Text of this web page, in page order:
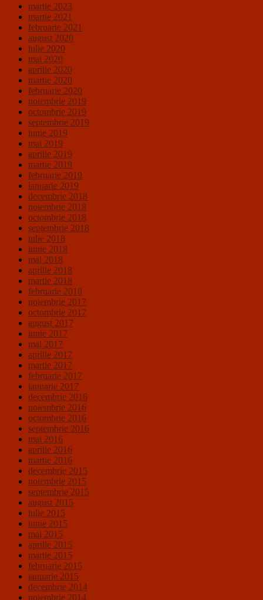
martie 2023
martie 2021
februarie 2021
august 2020
iulie 2020
mai 2020
aprilie 2020
martie 2020
februarie 2020
noiembrie 2019
octombrie 2019
septembrie 2019
iunie 2019
mai 2019
aprilie 2019
martie 2019
februarie 2019
ianuarie 2019
decembrie 2018
noiembrie 2018
octombrie 2018
septembrie 2018
iulie 2018
iunie 2018
mai 2018
aprilie 2018
martie 2018
februarie 2018
noiembrie 2017
octombrie 2017
august 2017
iunie 2017
mai 2017
aprilie 2017
martie 2017
februarie 2017
ianuarie 2017
decembrie 2016
noiembrie 2016
octombrie 2016
septembrie 2016
mai 2016
aprilie 2016
martie 2016
decembrie 2015
noiembrie 2015
septembrie 2015
august 2015
iulie 2015
iunie 2015
mai 2015
aprilie 2015
martie 2015
februarie 2015
ianuarie 2015
decembrie 2014
noiembrie 2014